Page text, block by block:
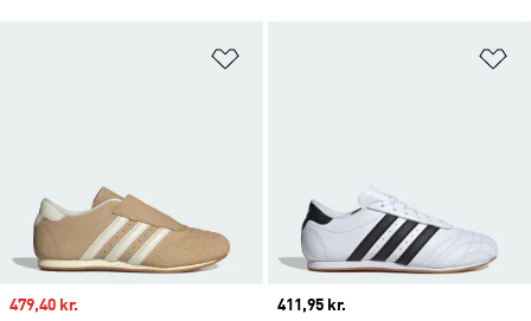
Sale price
479,40 kr. Current price
411,95 kr.